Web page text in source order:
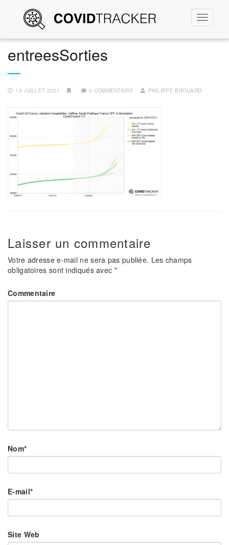
la
entreesSorties
19 JUILLET 2021 0 COMMENTAIRE PHILIPPE BROUARD
Laisser un commentaire
Votre adresse e-mail ne sera pas publiée. Les champs
obligatoires sont indiqués avec *
Commentaire
Nom*
E-mail*
Site Web